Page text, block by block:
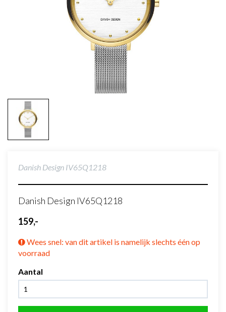
Danish Design IV65Q1218
Danish Design IV65Q1218
159,-
Wees snel: van dit artikel is namelijk slechts één op
voorraad
Aantal